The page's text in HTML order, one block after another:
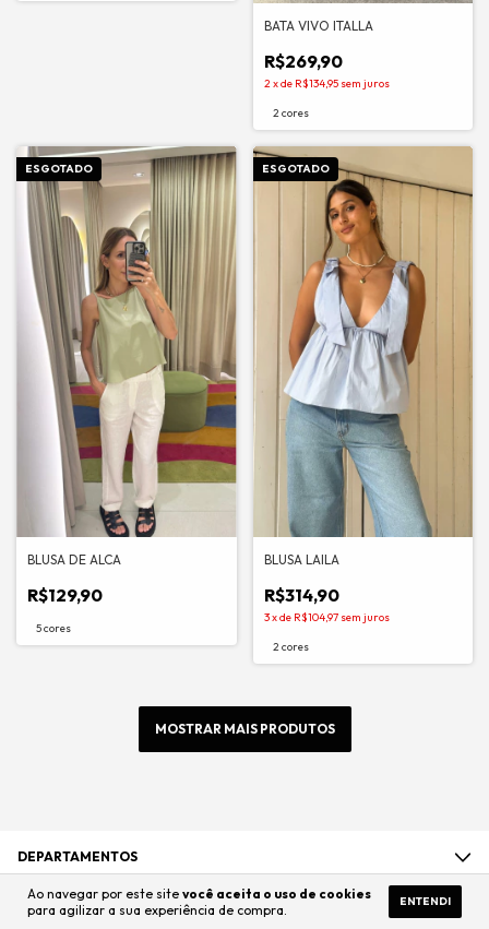
Ao navegar por este site você aceita o uso de cookies
para agilizar a sua experiência de compra.
ENTENDI
BATA VIVO ITALLA
R$269,90
2xde R$134,95 sem juros
2 cores
ESGOTADO
BLUSA DE ALCA
R$129,90
5 cores
ESGOTADO
BLUSA LAILA
R$314,90
3xde R$104,97 sem juros
2 cores
MOSTRAR MAIS PRODUTOS
DEPARTAMENTOS
ENTRE EM CONTATO